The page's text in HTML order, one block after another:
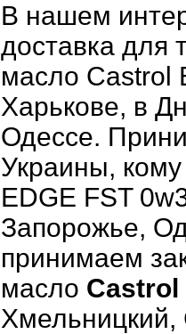
В нашем
доставка для
масло Castrol
Харькове, в
Одессе.
Украины,
EDGE FST
Запорожье,
принимаем
масло Castrol
Хмельницкий,